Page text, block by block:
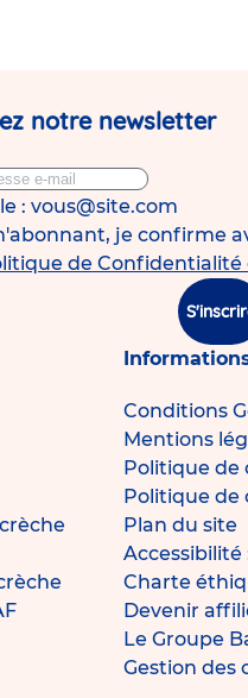
notre newsletter
: vous@site.com
je confirme
de Confidentialité
Conditions
Mentions
Politique
Politique de
Plan du site
Charte
Devenir
Le Groupe
Gestion des